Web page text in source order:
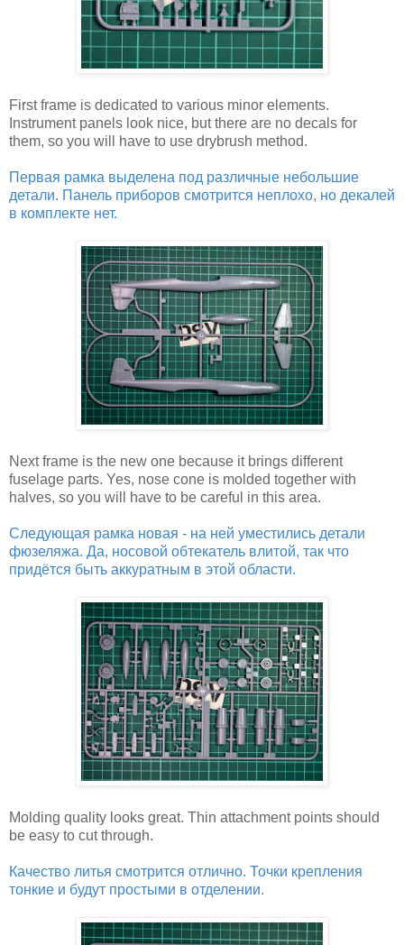
First frame is dedicated to various minor elements.
Instrument panels look nice, but there are no decals for
them, so you will have to use drybrush method.
Первая рамка выделена под различные небольшие
детали. Панель приборов смотрится неплохо, но декалей
в комплекте нет.
Next frame is the new one because it brings different
fuselage parts. Yes, nose cone is molded together with
halves, so you will have to be careful in this area.
Следующая рамка новая - на ней уместились детали
фюзеляжа. Да, носовой обтекатель влитой, так что
придётся быть аккуратным в этой области.
Molding quality looks great. Thin attachment points should
be easy to cut through.
Качество литья смотрится отлично. Точки крепления
тонкие и будут простыми в отделении.